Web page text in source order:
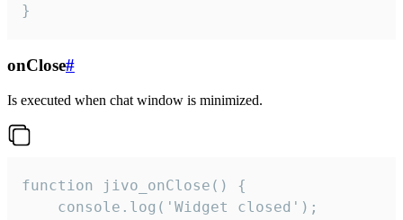
}
onClose#
Is executed when chat window is minimized.
function jivo_onClose() {
    console.log('Widget closed');